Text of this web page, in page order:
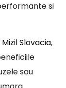
si
Slovacia,
sau